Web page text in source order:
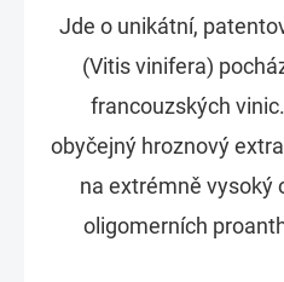
Jde o unikátní,
(Vitis vinifera)
francouzských
obyčejný hroznový
na extrémně vysoký
oligomerních